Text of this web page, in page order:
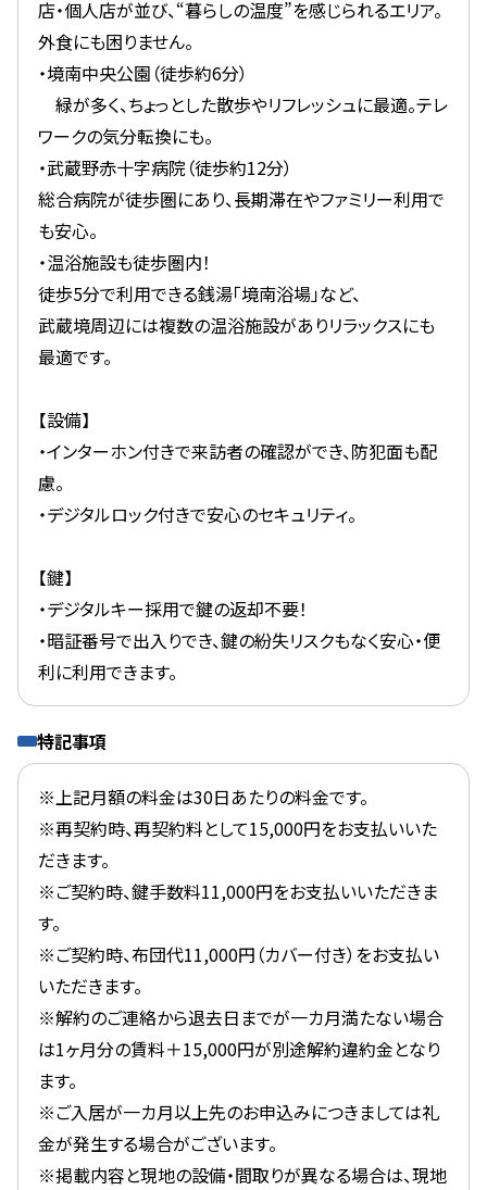
店・個人店が並び、“暮らしの温度”を感じられるエリア。
外食にも困りません。
・境南中央公園（徒歩約6分）
緑が多く、ちょっとした散歩やリフレッシュに最適。テレ
ワークの気分転換にも。
・武蔵野赤十字病院（徒歩約12分）
総合病院が徒歩圏にあり、長期滞在やファミリー利用で
も安心。
・温浴施設も徒歩圏内！
徒歩5分で利用できる銭湯「境南浴場」など、
武蔵境周辺には複数の温浴施設がありリラックスにも
最適です。
【設備】
・インターホン付きで来訪者の確認ができ、防犯面も配
慮。
・デジタルロック付きで安心のセキュリティ。
【鍵】
・デジタルキー採用で鍵の返却不要！
・暗証番号で出入りでき、鍵の紛失リスクもなく安心・便
利に利用できます。
特記事項
※上記月額の料金は30日あたりの料金です。
※再契約時、再契約料として15,000円をお支払いいた
だきます。
※ご契約時、鍵手数料11,000円をお支払いいただきま
す。
※ご契約時、布団代11,000円（カバー付き）をお支払い
いただきます。
※解約のご連絡から退去日までが一カ月満たない場合
は1ヶ月分の賃料＋15,000円が別途解約違約金となり
ます。
※ご入居が一カ月以上先のお申込みにつきましては礼
金が発生する場合がございます。
※掲載内容と現地の設備・間取りが異なる場合は、現地